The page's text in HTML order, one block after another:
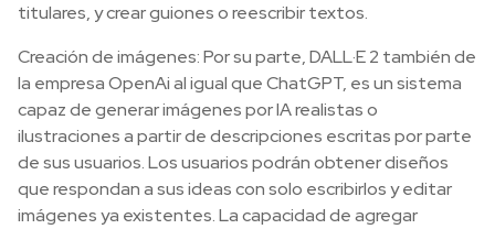
titulares, y crear guiones o reescribir textos.
Creación de imágenes: Por su parte, DALL·E 2 también de
la empresa OpenAi al igual que ChatGPT, es un sistema
capaz de generar imágenes por IA realistas o
ilustraciones a partir de descripciones escritas por parte
de sus usuarios. Los usuarios podrán obtener diseños
que respondan a sus ideas con solo escribirlos y editar
imágenes ya existentes. La capacidad de agregar